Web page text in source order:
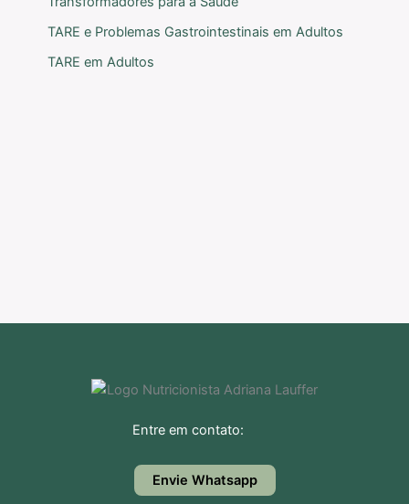
TARE e Problemas Gastrointestinais em Adultos
TARE em Adultos
Entre em contato:
Envie Whatsapp